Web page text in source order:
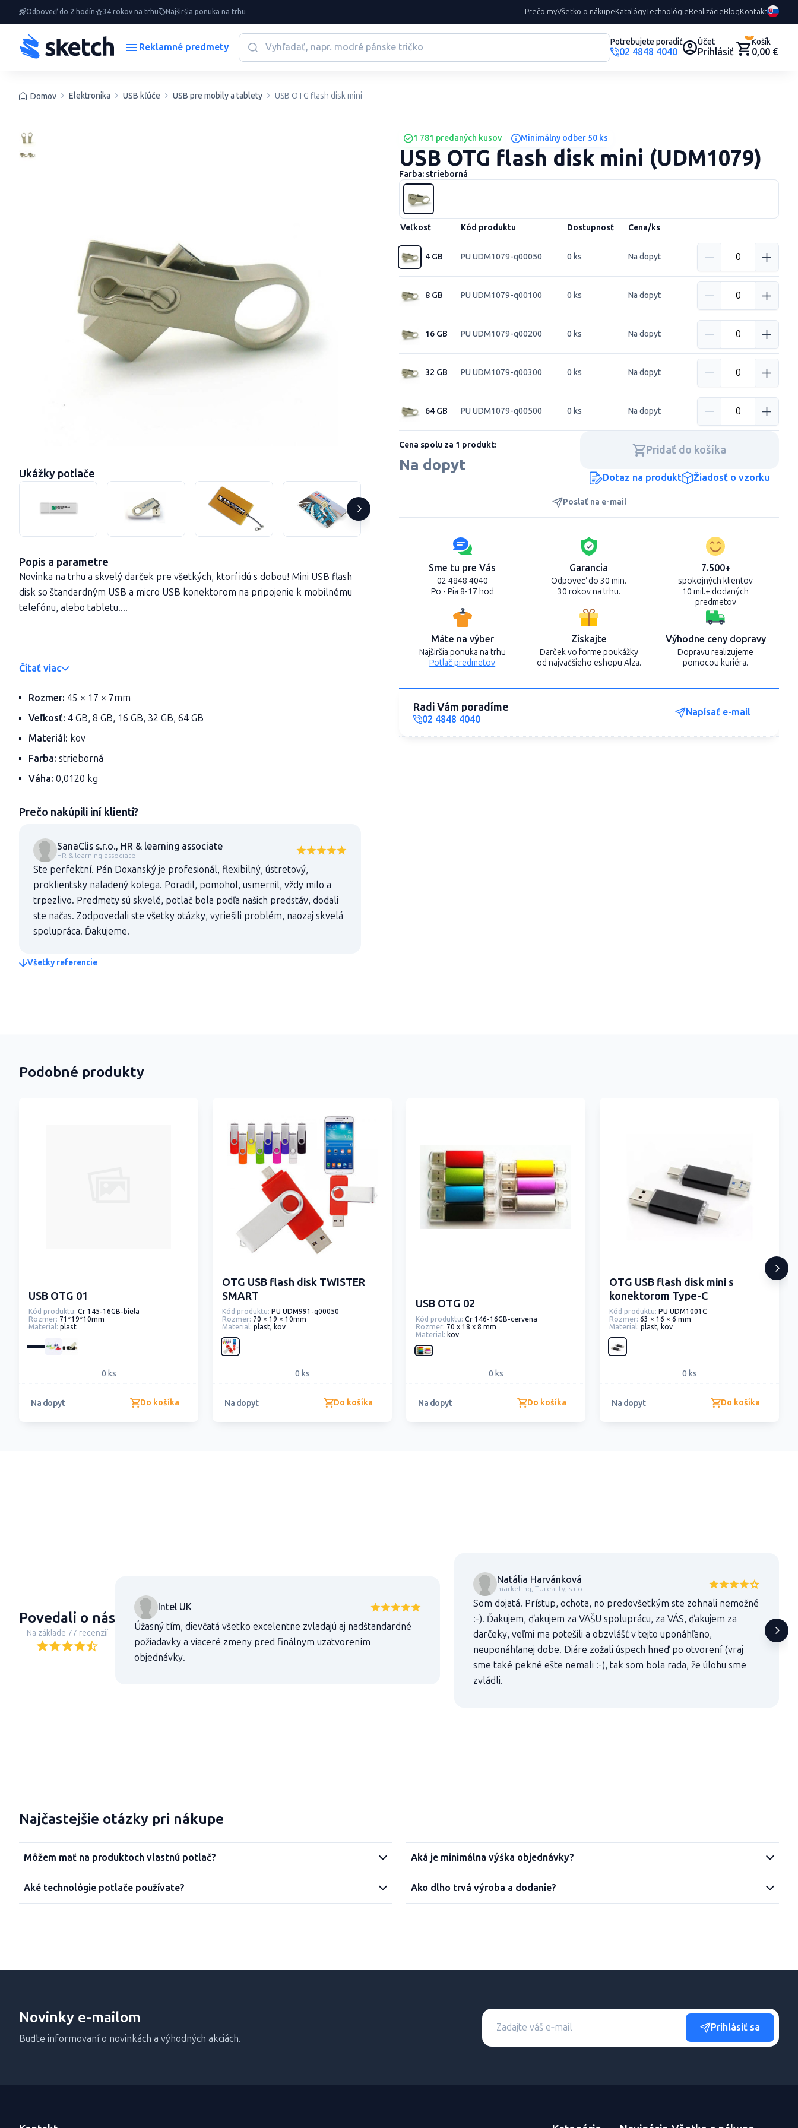
Odpoveď do 2 hodín 34 rokov na trhu Najširšia ponuka na trhu Prečo myVšetko o nákupeKatalógyTechnológieRealizácieBlogKontakt
Reklamné predmety Potrebujete poradiť
02 4848 4040
Účet
Prihlásiť
0
Košík
0,00 €
Domov Elektronika USB kľúče USB pre mobily a tablety USB OTG flash disk mini
1 781 predaných kusov Minimálny odber 50 ks
USB OTG flash disk mini (UDM1079)
Farba: strieborná
Veľkosť Kód produktu Dostupnosť Cena/ks
4 GB PU UDM1079-q00050 0 ks Na dopyt
8 GB PU UDM1079-q00100 0 ks Na dopyt
16 GB PU UDM1079-q00200 0 ks Na dopyt
32 GB PU UDM1079-q00300 0 ks Na dopyt
64 GB PU UDM1079-q00500 0 ks Na dopyt
Cena spolu za 1 produkt:
Na dopyt
Pridať do košíka
Dotaz na produkt Žiadosť o vzorku
Poslať na e-mail
Sme tu pre Vás
02 4848 4040
Po - Pia 8-17 hod
Garancia
Odpoveď do 30 min.
30 rokov na trhu.
7.500+
spokojných klientov
10 mil.+ dodaných
predmetov
Máte na výber
Najširšia ponuka na trhu
Potlač predmetov
Získajte
Darček vo forme poukážky
od najväčšieho eshopu Alza.
Výhodne ceny dopravy
Dopravu realizujeme
pomocou kuriéra.
Radi Vám poradíme
02 4848 4040
Napísať e-mail
Ukážky potlače
Popis a parametre
Novinka na trhu a skvelý darček pre všetkých, ktorí idú s dobou! Mini USB flash
disk so štandardným USB a micro USB konektorom na pripojenie k mobilnému
telefónu, alebo tabletu....
Čítať viac
Rozmer: 45 × 17 × 7mm
Veľkosť: 4 GB, 8 GB, 16 GB, 32 GB, 64 GB
Materiál: kov
Farba: strieborná
Váha: 0,0120 kg
Prečo nakúpili iní klienti?
SanaClis s.r.o., HR & learning associate
HR & learning associate
Ste perfektní. Pán Doxanský je profesionál, flexibilný, ústretový,
proklientsky naladený kolega. Poradil, pomohol, usmernil, vždy milo a
trpezlivo. Predmety sú skvelé, potlač bola podľa našich predstáv, dodali
ste načas. Zodpovedali ste všetky otázky, vyriešili problém, naozaj skvelá
spolupráca. Ďakujeme.
Všetky referencie
Podobné produkty
USB OTG 01
Kód produktu: Cr 145-16GB-biela
Rozmer: 71*19*10mm
Material: plast
0 ks
Na dopyt Do košíka
OTG USB flash disk TWISTER
SMART
Kód produktu: PU UDM991-q00050
Rozmer: 70 × 19 × 10mm
Material: plast, kov
0 ks
Na dopyt Do košíka
USB OTG 02
Kód produktu: Cr 146-16GB-cervena
Rozmer: 70 x 18 x 8 mm
Material: kov
0 ks
Na dopyt Do košíka
OTG USB flash disk mini s
konektorom Type-C
Kód produktu: PU UDM1001C
Rozmer: 63 × 16 × 6 mm
Material: plast, kov
0 ks
Na dopyt Do košíka
Povedali o nás
Na základe 77 recenzií
Intel UK
Úžasný tím, dievčatá všetko excelentne zvladajú aj nadštandardné
požiadavky a viaceré zmeny pred finálnym uzatvorením
objednávky.
Natália Harvánková
marketing, TUreality, s.r.o.
Som dojatá. Prístup, ochota, no predovšetkým ste zohnali nemožné
:-). Ďakujem, ďakujem za VAŠU spoluprácu, za VÁS, ďakujem za
darčeky, veľmi ma potešili a obzvlášť v tejto uponáhľano,
neuponáhľanej dobe. Diáre zožali úspech hneď po otvorení (vraj
sme také pekné ešte nemali :-), tak som bola rada, že úlohu sme
zvládli.
Najčastejšie otázky pri nákupe
Môžem mať na produktoch vlastnú potlač?
Aké technológie potlače používate?
Aká je minimálna výška objednávky?
Ako dlho trvá výroba a dodanie?
Novinky e-mailom
Buďte informovaní o novinkách a výhodných akciách.
Prihlásiť sa